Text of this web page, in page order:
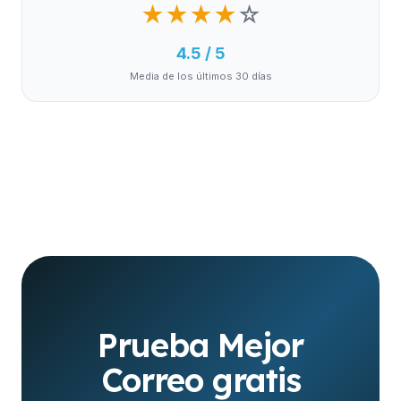
★★★★☆
4.5 / 5
Media de los últimos 30 días
Prueba Mejor
Correo gratis